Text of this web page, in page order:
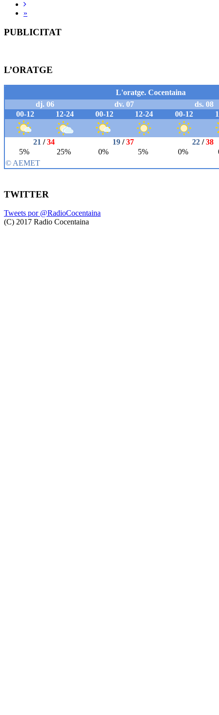
»
PUBLICITAT
L’ORATGE
TWITTER
Tweets por @RadioCocentaina
(C) 2017 Radio Cocentaina